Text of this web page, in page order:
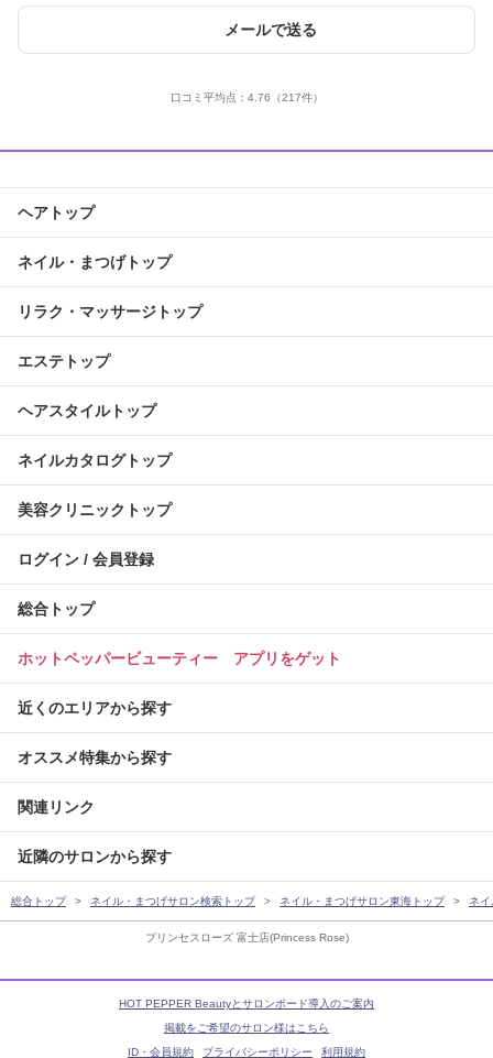
プリンセスローズ 富士店(Princess Rose)
メールで送る
口コミ平均点： 4.76 （217件）
ヘアトップ
ネイル・まつげトップ
リラク・マッサージトップ
エステトップ
ヘアスタイルトップ
ネイルカタログトップ
美容クリニックトップ
ログイン / 会員登録
総合トップ
ホットペッパービューティー アプリをゲット
近くのエリアから探す
オススメ特集から探す
関連リンク
近隣のサロンから探す
総合トップ ネイル・まつげサロン検索トップ ネイル・まつげサロン東海トップ ネ
HOT PEPPER Beautyとサロンボード導入のご案内
掲載をご希望のサロン様はこちら
ID・会員規約
プライバシーポリシー 利用規約